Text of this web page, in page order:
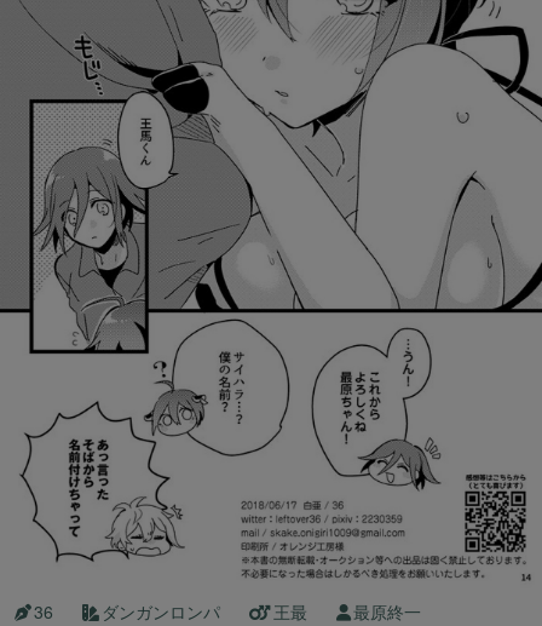
36 ダンガンロンパ 王最
最原終一